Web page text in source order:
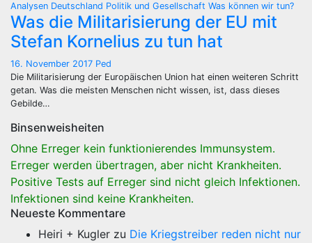
Analysen Deutschland Politik und Gesellschaft Was können wir tun?
Was die Militarisierung der EU mit
Stefan Kornelius zu tun hat
16. November 2017 Ped
Die Militarisierung der Europäischen Union hat einen weiteren Schritt
getan. Was die meisten Menschen nicht wissen, ist, dass dieses
Gebilde…
Binsenweisheiten
Ohne Erreger kein funktionierendes Immunsystem.
Erreger werden übertragen, aber nicht Krankheiten.
Positive Tests auf Erreger sind nicht gleich Infektionen.
Infektionen sind keine Krankheiten.
Neueste Kommentare
Heiri + Kugler zu Die Kriegstreiber reden nicht nur